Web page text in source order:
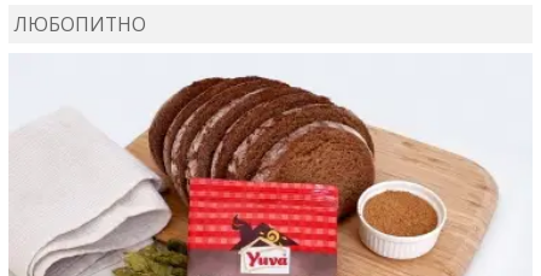
ЛЮБОПИТНО